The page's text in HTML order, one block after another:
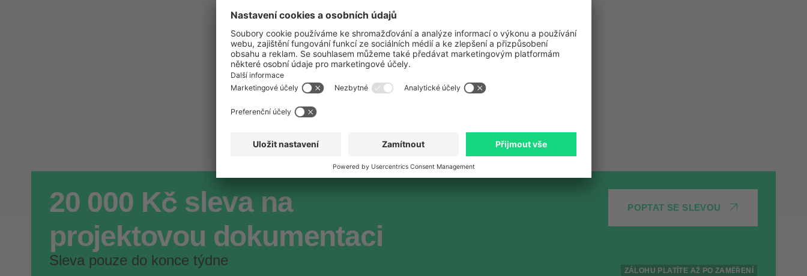
20 000 Kč sleva na
projektovou dokumentaci
Sleva pouze do konce týdne
POPTAT SE SLEVOU
ZÁLOHU PLATÍTE AŽ PO ZAMĚŘENÍ